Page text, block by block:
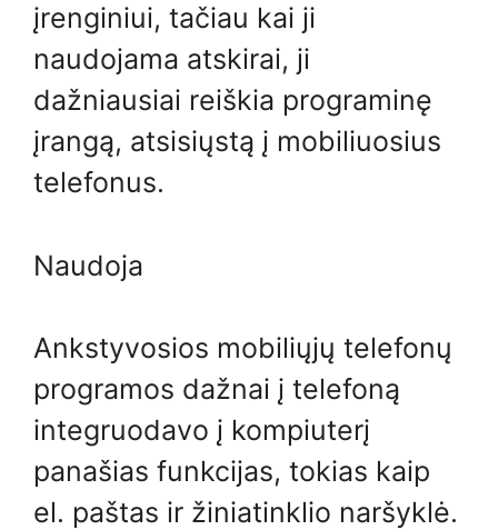
įrenginiui, tačiau kai ji
naudojama atskirai, ji
dažniausiai reiškia programinę
įrangą, atsisiųstą į mobiliuosius
telefonus.
Naudoja
Ankstyvosios mobiliųjų telefonų
programos dažnai į telefoną
integruodavo į kompiuterį
panašias funkcijas, tokias kaip
el. paštas ir žiniatinklio naršyklė.